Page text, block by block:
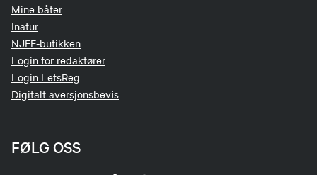
Mine båter
Inatur
NJFF-butikken
Login for redaktører
Login LetsReg
Digitalt aversjonsbevis
FØLG OSS